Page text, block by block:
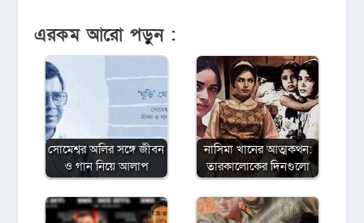
এরকম আরো পড়ুন :
সোমেশ্বর অলির সঙ্গে জীবন
ও গান নিয়ে আলাপ
নাসিমা খানের আত্মকথন:
তারকালোকের দিনগুলো